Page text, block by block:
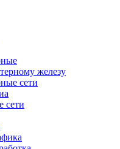
железу
сети
сети